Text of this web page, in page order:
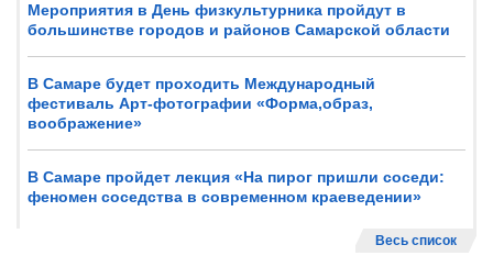
Мероприятия в День физкультурника пройдут в
большинстве городов и районов Самарской области
В Самаре будет проходить Международный
фестиваль Арт-фотографии «Форма,образ,
воображение»
В Самаре пройдет лекция «На пирог пришли соседи:
феномен соседства в современном краеведении»
Весь список